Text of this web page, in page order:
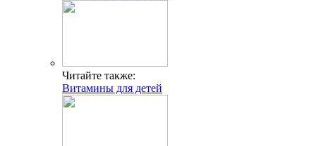
Читайте также:
Витамины для детей